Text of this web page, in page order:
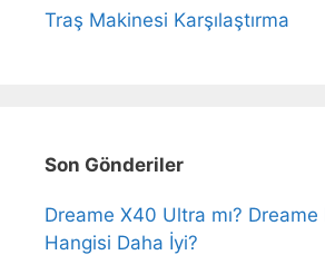
Traş Makinesi Karşılaştırma
Son Gönderiler
Dreame X40 Ultra mı? Dreame
Hangisi Daha İyi?